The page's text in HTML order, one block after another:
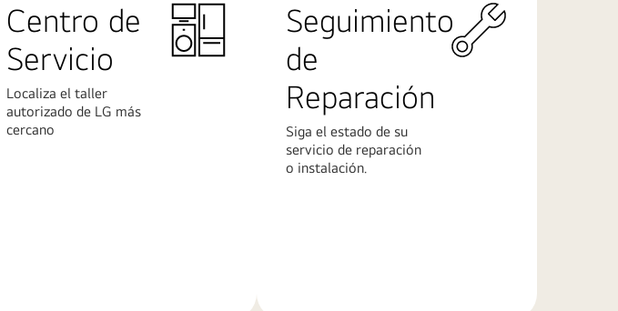
Centro de
Servicio
Localiza el taller
autorizado de LG más
cercano
Seguimiento
de
Reparación
Siga el estado de su
servicio de reparación
o instalación.